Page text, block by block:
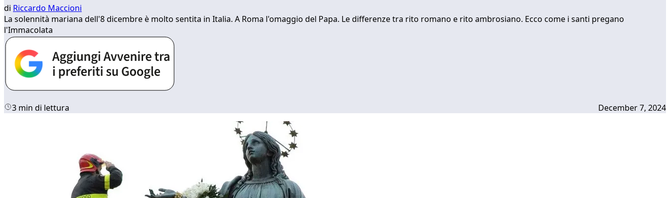
di Riccardo Maccioni
La solennità mariana dell'8 dicembre è molto sentita in Italia. A Roma l'omaggio del Papa. Le differenze tra rito romano e rito ambrosiano. Ecco come i santi pregano
l'Immacolata
3 min di lettura December 7, 2024